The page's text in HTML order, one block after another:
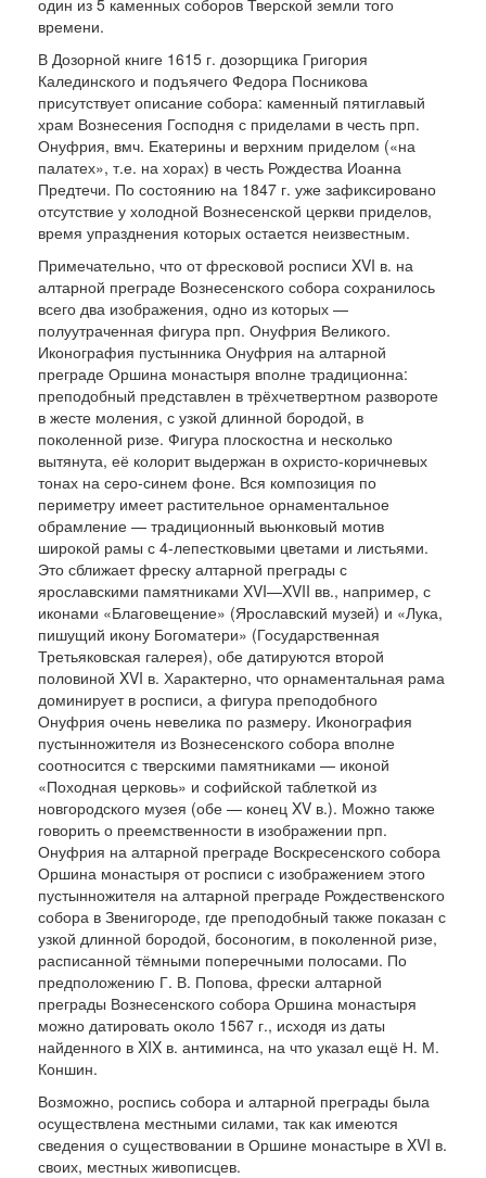
времени.
В Дозорной книге 1615 г. дозорщика Григория
Калединского и подъячего Федора Посникова
присутствует описание собора: каменный пятиглавый
храм Вознесения Господня с приделами в честь прп.
Онуфрия, вмч. Екатерины и верхним приделом («на
палатех», т.е. на хорах) в честь Рождества Иоанна
Предтечи. По состоянию на 1847 г. уже зафиксировано
отсутствие у холодной Вознесенской церкви приделов,
время упразднения которых остается неизвестным.
Примечательно, что от фресковой росписи XVI в. на
алтарной преграде Вознесенского собора сохранилось
всего два изображения, одно из которых —
полуутраченная фигура прп. Онуфрия Великого.
Иконография пустынника Онуфрия на алтарной
преграде Оршина монастыря вполне традиционна:
преподобный представлен в трёхчетвертном развороте
в жесте моления, с узкой длинной бородой, в
поколенной ризе. Фигура плоскостна и несколько
вытянута, её колорит выдержан в охристо-коричневых
тонах на серо-синем фоне. Вся композиция по
периметру имеет растительное орнаментальное
обрамление — традиционный вьюнковый мотив
широкой рамы с 4-лепестковыми цветами и листьями.
Это сближает фреску алтарной преграды с
ярославскими памятниками XVI—XVII вв., например, с
иконами «Благовещение» (Ярославский музей) и «Лука,
пишущий икону Богоматери» (Государственная
Третьяковская галерея), обе датируются второй
половиной XVI в. Характерно, что орнаментальная рама
доминирует в росписи, а фигура преподобного
Онуфрия очень невелика по размеру. Иконография
пустынножителя из Вознесенского собора вполне
соотносится с тверскими памятниками — иконой
«Походная церковь» и софийской таблеткой из
новгородского музея (обе — конец XV в.). Можно также
говорить о преемственности в изображении прп.
Онуфрия на алтарной преграде Воскресенского собора
Оршина монастыря от росписи с изображением этого
пустынножителя на алтарной преграде Рождественского
собора в Звенигороде, где преподобный также показан с
узкой длинной бородой, босоногим, в поколенной ризе,
расписанной тёмными поперечными полосами. По
предположению Г. В. Попова, фрески алтарной
преграды Вознесенского собора Оршина монастыря
можно датировать около 1567 г., исходя из даты
найденного в XIX в. антиминса, на что указал ещё Н. М.
Коншин.
Возможно, роспись собора и алтарной преграды была
осуществлена местными силами, так как имеются
сведения о существовании в Оршине монастыре в XVI в.
своих, местных живописцев.